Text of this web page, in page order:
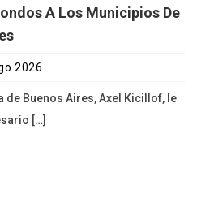
A Los Municipios De
2026
de Buenos Aires, Axel Kicillof, le
[…]